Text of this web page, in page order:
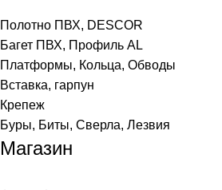
Полотно ПВХ, DESCOR
Багет ПВХ, Профиль AL
Платформы, Кольца, Обводы
Вставка, гарпун
Крепеж
Буры, Биты, Сверла, Лезвия
Магазин